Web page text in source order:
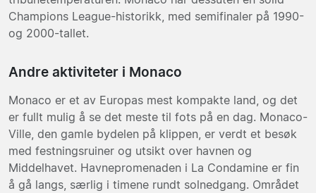
Champions League-historikk, med semifinaler på 1990-
og 2000-tallet.
Andre aktiviteter i Monaco
Monaco er et av Europas mest kompakte land, og det
er fullt mulig å se det meste til fots på en dag. Monaco-
Ville, den gamle bydelen på klippen, er verdt et besøk
med festningsruiner og utsikt over havnen og
Middelhavet. Havnepromenaden i La Condamine er fin
å gå langs, særlig i timene rundt solnedgang. Området